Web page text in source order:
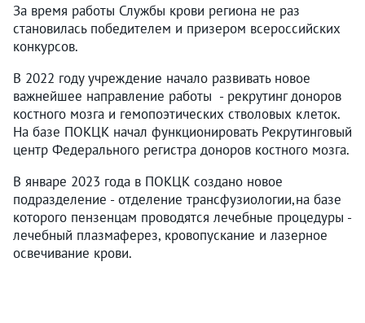
За время работы Службы крови региона не раз
становилась победителем и призером всероссийских
конкурсов.
В 2022 году учреждение начало развивать новое
важнейшее направление работы - рекрутинг доноров
костного мозга и гемопоэтических стволовых клеток.
На базе ПОКЦК начал функционировать Рекрутинговый
центр Федерального регистра доноров костного мозга.
В январе 2023 года в ПОКЦК создано новое
подразделение - отделение трансфузиологии,на базе
которого пензенцам проводятся лечебные процедуры -
лечебный плазмаферез, кровопускание и лазерное
освечивание крови.